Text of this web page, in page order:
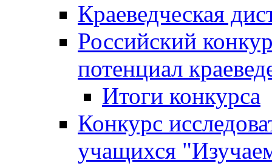
Краеведческая
Российский
потенциал
Итоги конкурса
Конкурс
учащихся